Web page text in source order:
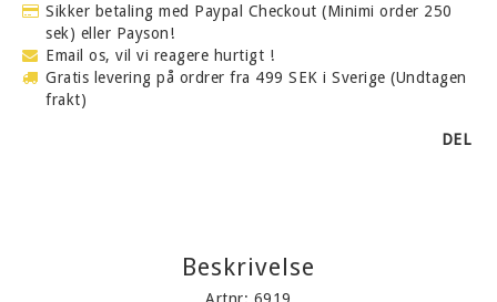
Sikker betaling med Paypal Checkout (Minimi order 250
sek) eller Payson!
Email os, vil vi reagere hurtigt !
Gratis levering på ordrer fra 499 SEK i Sverige (Undtagen
frakt)
DEL
Beskrivelse
Artnr: 6919